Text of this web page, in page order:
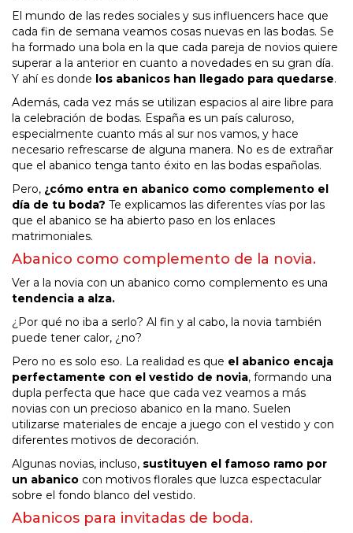
El mundo de las redes sociales y sus influencers hace que
cada fin de semana veamos cosas nuevas en las bodas. Se
ha formado una bola en la que cada pareja de novios quiere
superar a la anterior en cuanto a novedades en su gran día.
Y ahí es donde los abanicos han llegado para quedarse.
Además, cada vez más se utilizan espacios al aire libre para
la celebración de bodas. España es un país caluroso,
especialmente cuanto más al sur nos vamos, y hace
necesario refrescarse de alguna manera. No es de extrañar
que el abanico tenga tanto éxito en las bodas españolas.
Pero, ¿cómo entra en abanico como complemento el
día de tu boda? Te explicamos las diferentes vías por las
que el abanico se ha abierto paso en los enlaces
matrimoniales.
Abanico como complemento de la novia.
Ver a la novia con un abanico como complemento es una
tendencia a alza.
¿Por qué no iba a serlo? Al fin y al cabo, la novia también
puede tener calor, ¿no?
Pero no es solo eso. La realidad es que el abanico encaja
perfectamente con el vestido de novia, formando una
dupla perfecta que hace que cada vez veamos a más
novias con un precioso abanico en la mano. Suelen
utilizarse materiales de encaje a juego con el vestido y con
diferentes motivos de decoración.
Algunas novias, incluso, sustituyen el famoso ramo por
un abanico con motivos florales que luzca espectacular
sobre el fondo blanco del vestido.
Abanicos para invitadas de boda.